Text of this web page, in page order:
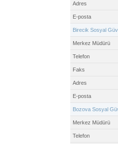
Adres
E-posta
Birecik Sosyal
Merkez Müdürü
Telefon
Faks
Adres
E-posta
Bozova Sosyal
Merkez Müdürü
Telefon